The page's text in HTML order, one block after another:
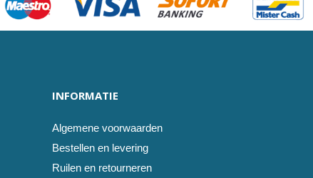
INFORMATIE
Algemene voorwaarden
Bestellen en levering
Ruilen en retourneren